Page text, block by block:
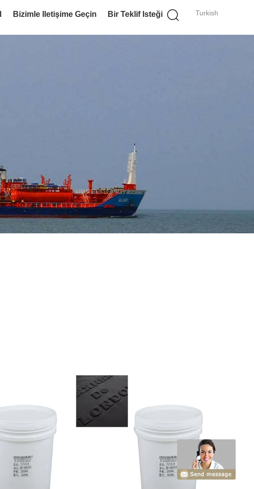
Turkish
Bizimle Iletişime Geçin Bir Teklif Isteği